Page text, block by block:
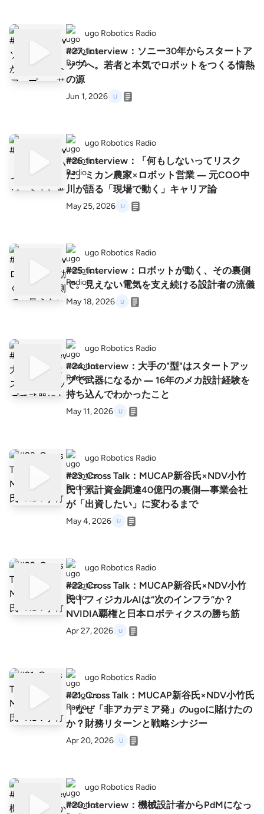
ugo Robotics Radio
#27_Interview：ソニー30年からスタートア
ップへ。若者と本気でロボットをつくる情熱
の源
Jun 1, 2026
ugo Robotics Radio
#26_Interview：「何もしないってリスク
だ」ミカン農家×ロボット営業 ― 元COO中
川が語る「現場で動く」キャリア論
May 25, 2026
ugo Robotics Radio
#25_Interview：ロボットが動く、その裏側
で。見えない電気を支え続ける設計者の流儀
May 18, 2026
ugo Robotics Radio
#24_Interview：大手の"型"はスタートアッ
プで武器になるか ― 16年のメカ設計経験を
持ち込んでわかったこと
May 11, 2026
ugo Robotics Radio
#23_Cross Talk：MUCAP新谷氏×NDV小竹
氏｜累計資金調達40億円の裏側―事業会社
が「出資したい」に変わるまで
May 4, 2026
ugo Robotics Radio
#22_Cross Talk：MUCAP新谷氏×NDV小竹
氏｜フィジカルAIは“次のインフラ”か？
NVIDIA覇権と日本ロボティクスの勝ち筋
Apr 27, 2026
ugo Robotics Radio
#21_Cross Talk：MUCAP新谷氏×NDV小竹氏
｜なぜ「非アカデミア発」のugoに賭けたの
か？財務リターンと戦略シナジー
Apr 20, 2026
ugo Robotics Radio
#20_Interview：機械設計者からPdMになっ